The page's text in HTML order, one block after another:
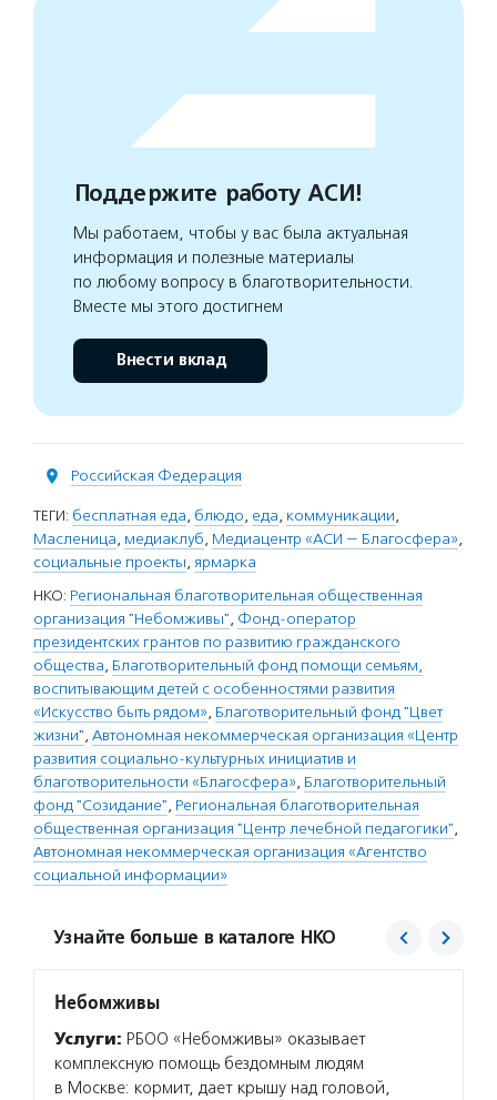
Поддержите работу АСИ!
Мы работаем, чтобы у вас была актуальная
информация и полезные материалы
по любому вопросу в благотворительности.
Вместе мы этого достигнем
Внести вклад
Российская Федерация
ТЕГИ: бесплатная еда, блюдо, еда, коммуникации,
Масленица, медиаклуб, Медиацентр «АСИ — Благосфера»,
социальные проекты, ярмарка
НКО: Региональная благотворительная общественная
организация "Небомживы", Фонд-оператор
президентских грантов по развитию гражданского
общества, Благотворительный фонд помощи семьям,
воспитывающим детей с особенностями развития
«Искусство быть рядом», Благотворительный фонд "Цвет
жизни", Автономная некоммерческая организация «Центр
развития социально-культурных инициатив и
благотворительности «Благосфера», Благотворительный
фонд "Созидание", Региональная благотворительная
общественная организация "Центр лечебной педагогики",
Автономная некоммерческая организация «Агентство
социальной информации»
Узнайте больше в каталоге НКО
Небомживы
Услуги: РБОО «Небомживы» оказывает
комплексную помощь бездомным людям
в Москве: кормит, дает крышу над головой,